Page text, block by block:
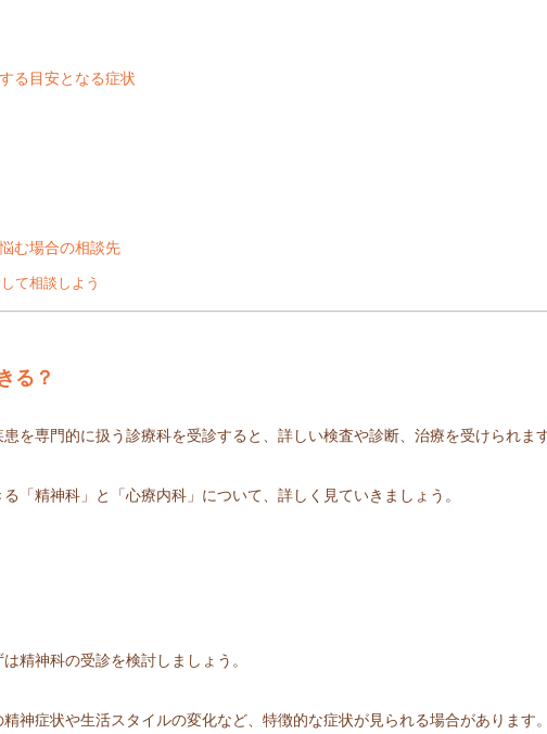
る目安となる症状
む場合の相談先
て相談しよう
る？
を専門的に扱う診療科を受診すると、詳しい検査や診断、治療を受けられま
「精神科」と「心療内科」について、詳しく見ていきましょう。
精神科の受診を検討しましょう。
神症状や生活スタイルの変化など、特徴的な症状が見られる場合があります